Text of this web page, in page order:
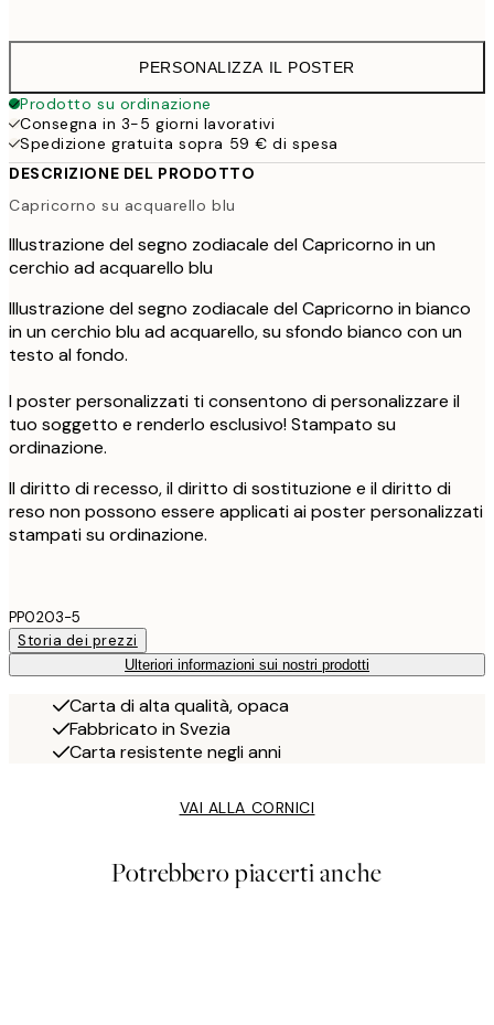
PERSONALIZZA IL POSTER
Prodotto su ordinazione
Consegna in 3-5 giorni lavorativi
Spedizione gratuita sopra 59 € di spesa
DESCRIZIONE DEL PRODOTTO
Capricorno su acquarello blu
Illustrazione del segno zodiacale del Capricorno in un
cerchio ad acquarello blu
Illustrazione del segno zodiacale del Capricorno in bianco
in un cerchio blu ad acquarello, su sfondo bianco con un
testo al fondo.
I poster personalizzati ti consentono di personalizzare il
tuo soggetto e renderlo esclusivo! Stampato su
ordinazione.
Il diritto di recesso, il diritto di sostituzione e il diritto di
reso non possono essere applicati ai poster personalizzati
stampati su ordinazione.
PP0203-5
Storia dei prezzi
Ulteriori informazioni sui nostri prodotti
Carta di alta qualità, opaca
Fabbricato in Svezia
Carta resistente negli anni
VAI ALLA CORNICI
Potrebbero piacerti anche